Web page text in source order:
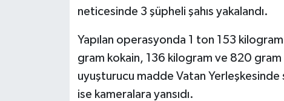
neticesinde 3 şüpheli şahıs yakalandı.
Yapılan operasyonda 1 ton 153
gram kokain, 136 kilogram ve 820
uyuşturucu madde Vatan
ise kameralara yansıdı.